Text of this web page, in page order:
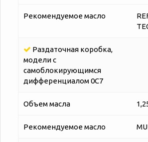
Рекомендуемое масло
Раздаточная коробка,
модели с
самоблокирующимся
дифференциалом 0C7
Объем масла
Рекомендуемое масло